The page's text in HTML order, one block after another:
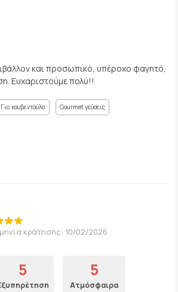
και προσωπικό, υπέροχο φαγητό,
Ευχαριστούμε πολύ!!
Για κουβεντούλα Gourmet γεύσεις
κράτησης: 10/02/2026
5 5
Ατμόσφαιρα